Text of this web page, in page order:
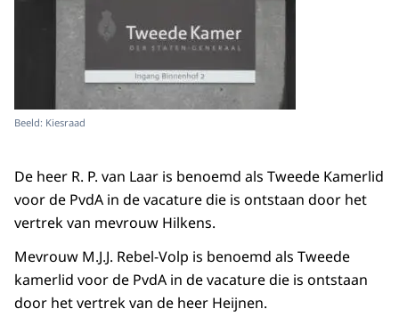
Beeld: Kiesraad
De heer R. P. van Laar is benoemd als Tweede Kamerlid
voor de PvdA in de vacature die is ontstaan door het
vertrek van mevrouw Hilkens.
Mevrouw M.J.J. Rebel-Volp is benoemd als Tweede
kamerlid voor de PvdA in de vacature die is ontstaan
door het vertrek van de heer Heijnen.